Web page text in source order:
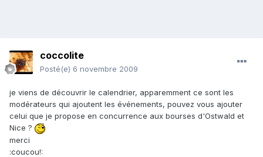
coccolite
Posté(e) 6 novembre 2009
je viens de découvrir le calendrier, apparemment ce sont les
modérateurs qui ajoutent les événements, pouvez vous ajouter
celui que je propose en concurrence aux bourses d'Ostwald et
Nice ?
merci
:coucou!: